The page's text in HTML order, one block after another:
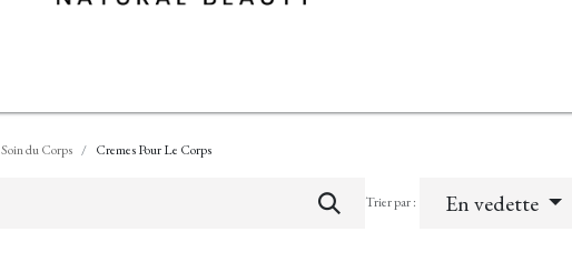
Soin du Corps Cremes Pour Le Corps
Trier par : En vedette